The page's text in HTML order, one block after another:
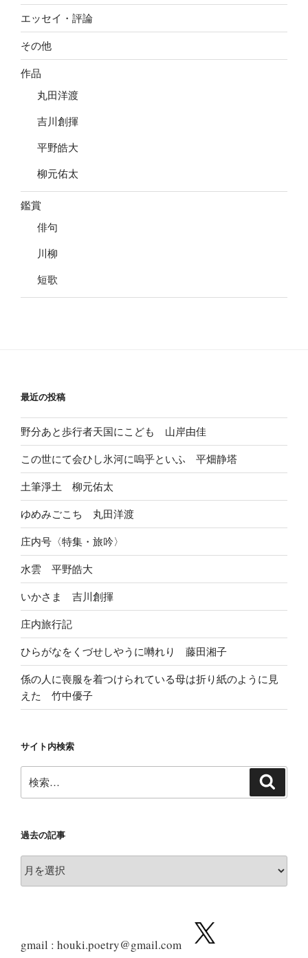
エッセイ・評論
その他
作品
丸田洋渡
吉川創揮
平野皓大
柳元佑太
鑑賞
俳句
川柳
短歌
最近の投稿
野分あと歩行者天国にこども 山岸由佳
この世にて会ひし氷河に嗚乎といふ 平畑静塔
土筆淨土 柳元佑太
ゆめみごこち 丸田洋渡
庄内号〈特集・旅吟〉
水雲 平野皓大
いかさま 吉川創揮
庄内旅行記
ひらがなをくづせしやうに囀れり 藤田湘子
係の人に喪服を着つけられている母は折り紙のように見
えた 竹中優子
サイト内検索
索:
過去の記事
去
gmail : houki.poetry@gmail.com